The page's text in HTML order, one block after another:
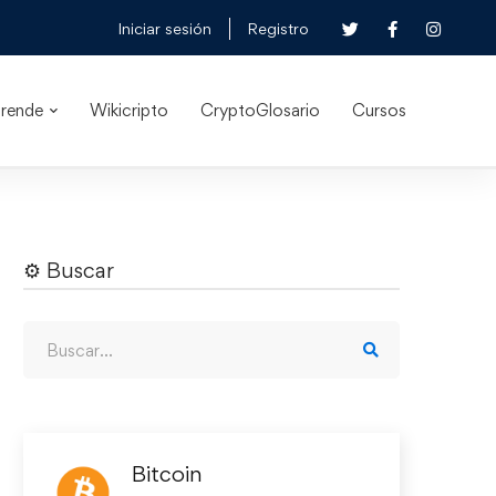
Iniciar sesión Registro
Wikicripto CryptoGlosario Cursos
⚙︎ Buscar
Bitcoin